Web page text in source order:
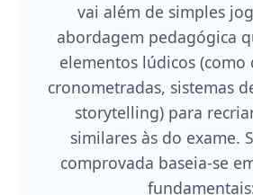
vai além de simples
abordagem pedagógica
elementos lúdicos (como
cronometradas, sistemas
storytelling) para
similares às do exame.
comprovada baseia-se